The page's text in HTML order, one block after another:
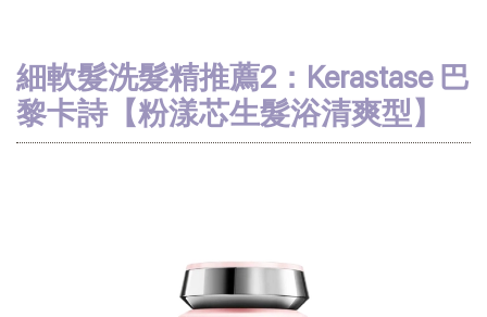
細軟髮洗髮精推薦2：Kerastase 巴
黎卡詩【粉漾芯生髮浴清爽型】